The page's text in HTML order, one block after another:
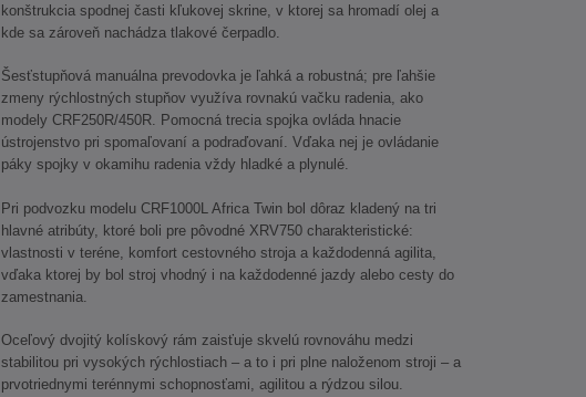
konštrukcia spodnej časti kľukovej skrine, v ktorej sa hromadí olej a
kde sa zároveň nachádza tlakové čerpadlo.
Šesťstupňová manuálna prevodovka je ľahká a robustná; pre ľahšie
zmeny rýchlostných stupňov využíva rovnakú vačku radenia, ako
modely CRF250R/450R. Pomocná trecia spojka ovláda hnacie
ústrojenstvo pri spomaľovaní a podraďovaní. Vďaka nej je ovládanie
páky spojky v okamihu radenia vždy hladké a plynulé.
Pri podvozku modelu CRF1000L Africa Twin bol dôraz kladený na tri
hlavné atribúty, ktoré boli pre pôvodné XRV750 charakteristické:
vlastnosti v teréne, komfort cestovného stroja a každodenná agilita,
vďaka ktorej by bol stroj vhodný i na každodenné jazdy alebo cesty do
zamestnania.
Oceľový dvojitý kolískový rám zaisťuje skvelú rovnováhu medzi
stabilitou pri vysokých rýchlostiach – a to i pri plne naloženom stroji – a
prvotriednymi terénnymi schopnosťami, agilitou a rýdzou silou.